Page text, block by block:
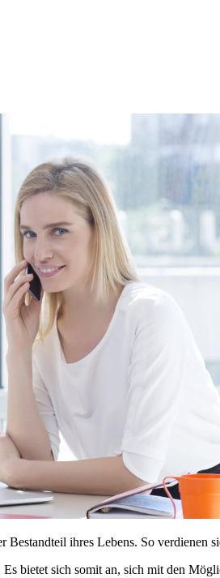
ihres Lebens. So verdienen
bietet sich somit an, sich mit den